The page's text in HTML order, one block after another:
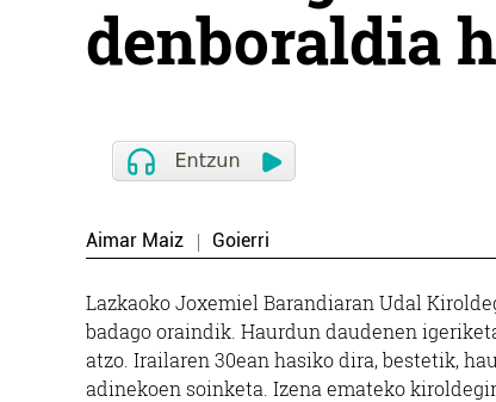
denboraldia
Aimar Maiz Goierri
Lazkaoko Joxemiel Barandiaran Udal
badago oraindik. Haurdun daudenen
atzo. Irailaren 30ean hasiko dira, bestetik,
adinekoen soinketa. Izena emateko